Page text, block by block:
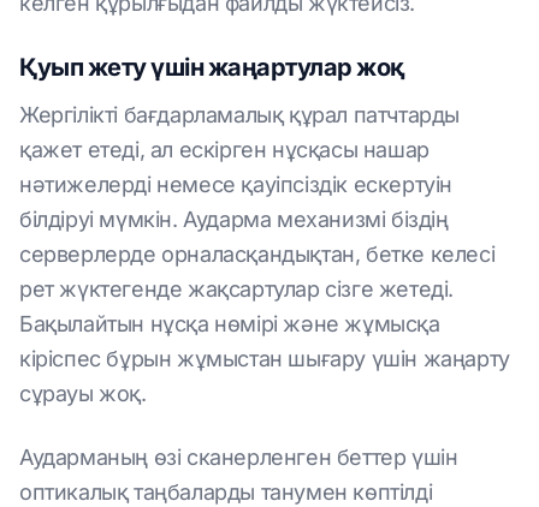
Қуып жету үшін жаңартулар жоқ
Жергілікті бағдарламалық құрал патчтарды
қажет етеді, ал ескірген нұсқасы нашар
нәтижелерді немесе қауіпсіздік ескертуін
білдіруі мүмкін. Аударма механизмі біздің
серверлерде орналасқандықтан, бетке келесі
рет жүктегенде жақсартулар сізге жетеді.
Бақылайтын нұсқа нөмірі және жұмысқа
кіріспес бұрын жұмыстан шығару үшін жаңарту
сұрауы жоқ.
Аударманың өзі сканерленген беттер үшін
оптикалық таңбаларды танумен көптілді